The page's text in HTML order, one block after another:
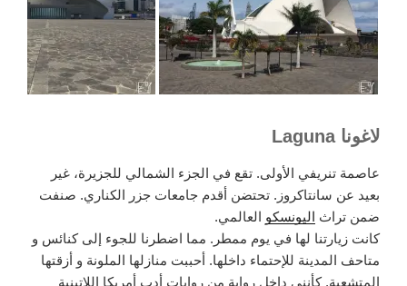
لاغونا Laguna
عاصمة تنريفي الأولى. تقع في الجزء الشمالي للجزيرة، غير
بعيد عن سانتاكروز. تحتضن أقدم جامعات جزر الكناري. صنفت
ضمن تراث اليونسكو العالمي.
كانت زيارتنا لها في يوم ممطر. مما اضطرنا للجوء إلى كنائس و
متاحف المدينة للإحتماء داخلها. أحببت منازلها الملونة و أزقتها
المتشعبة. كأنني داخل رواية من روايات أدب أمريكا اللاتينية